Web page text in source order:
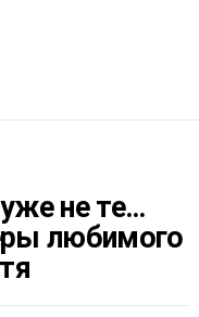
не те…
любимого